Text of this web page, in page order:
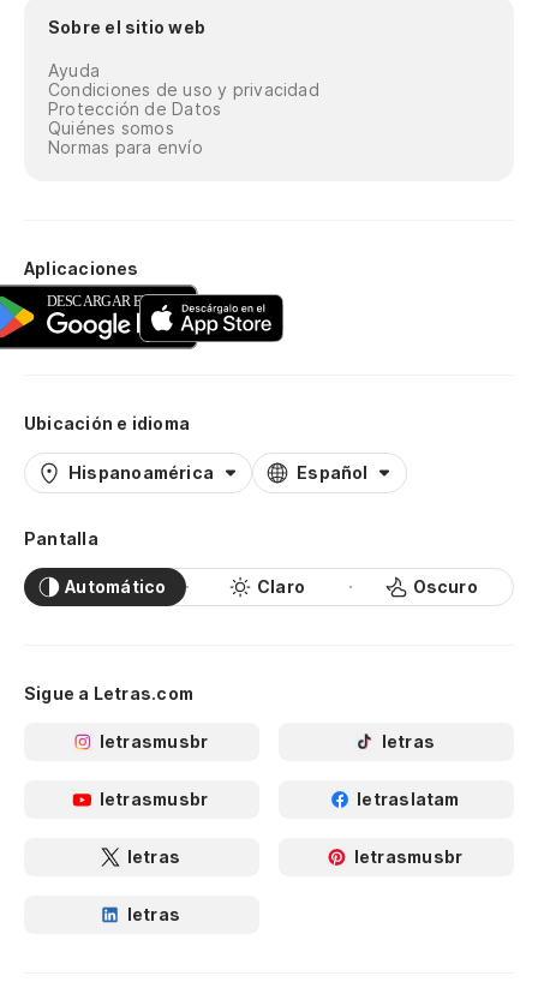
Sobre el sitio web
Ayuda
Condiciones de uso y privacidad
Protección de Datos
Quiénes somos
Normas para envío
Aplicaciones
Ubicación e idioma
Hispanoamérica Español
Pantalla
Automático Claro Oscuro
Sigue a Letras.com
letrasmusbr letras
letrasmusbr letraslatam
letras letrasmusbr
letras